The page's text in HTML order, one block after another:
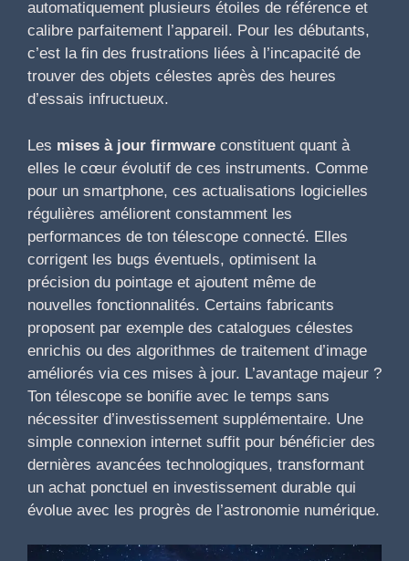
automatiquement plusieurs étoiles de référence et
calibre parfaitement l’appareil. Pour les débutants,
c’est la fin des frustrations liées à l’incapacité de
trouver des objets célestes après des heures
d’essais infructueux.
Les mises à jour firmware constituent quant à
elles le cœur évolutif de ces instruments. Comme
pour un smartphone, ces actualisations logicielles
régulières améliorent constamment les
performances de ton télescope connecté. Elles
corrigent les bugs éventuels, optimisent la
précision du pointage et ajoutent même de
nouvelles fonctionnalités. Certains fabricants
proposent par exemple des catalogues célestes
enrichis ou des algorithmes de traitement d’image
améliorés via ces mises à jour. L’avantage majeur ?
Ton télescope se bonifie avec le temps sans
nécessiter d’investissement supplémentaire. Une
simple connexion internet suffit pour bénéficier des
dernières avancées technologiques, transformant
un achat ponctuel en investissement durable qui
évolue avec les progrès de l’astronomie numérique.